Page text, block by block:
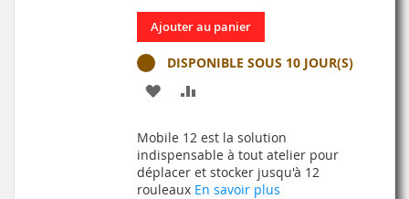
Ajouter au panier
DISPONIBLE SOUS 10 JOUR(S)
AJOUTER
MA
LISTE
COMPARATEUR
Mobile 12 est la solution
indispensable à tout atelier pour
déplacer et stocker jusqu'à 12
rouleaux En savoir plus